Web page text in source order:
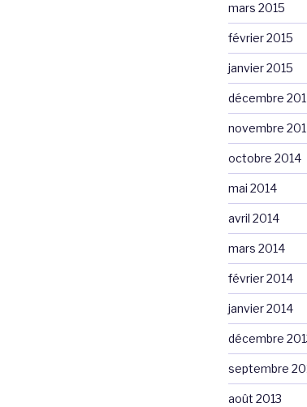
mars 2015
février 2015
janvier 2015
décembre
novembre
octobre 2014
mai 2014
avril 2014
mars 2014
février 2014
janvier 2014
décembre
septembre
août 2013